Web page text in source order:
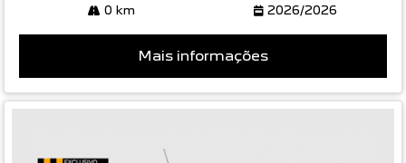
0 km 2026/2026
Mais informações